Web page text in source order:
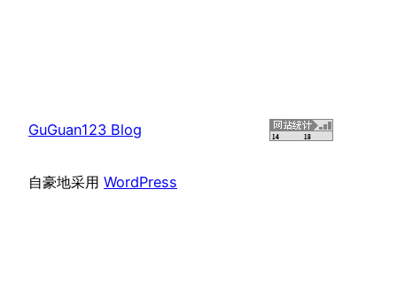
GuGuan123 Blog
自豪地采用 WordPress